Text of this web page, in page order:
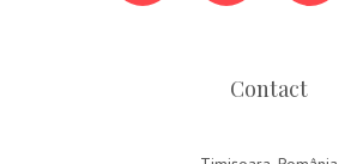
Contact